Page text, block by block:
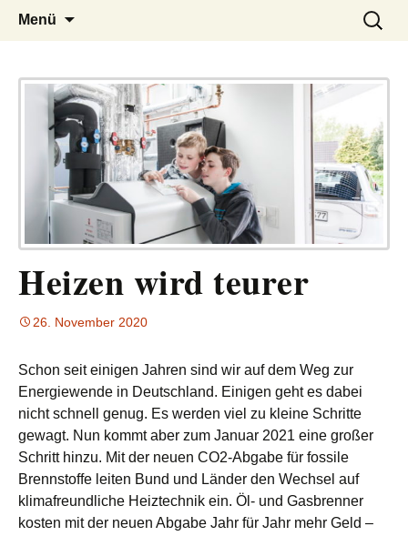
LUCKX
– das Magazin
Menü
Suchen
nach:
Heizen wird teurer
26. November 2020
Schon seit einigen Jahren sind wir auf dem Weg zur
Energiewende in Deutschland. Einigen geht es dabei
nicht schnell genug. Es werden viel zu kleine Schritte
gewagt. Nun kommt aber zum Januar 2021 eine großer
Schritt hinzu. Mit der neuen CO2-Abgabe für fossile
Brennstoffe leiten Bund und Länder den Wechsel auf
klimafreundliche Heiztechnik ein. Öl- und Gasbrenner
kosten mit der neuen Abgabe Jahr für Jahr mehr Geld –